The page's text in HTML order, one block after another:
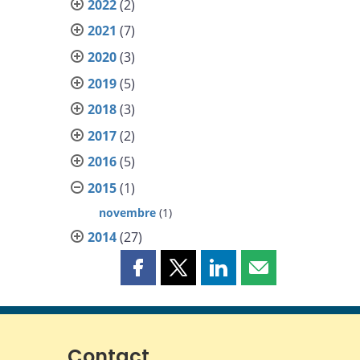
2022(2)
2021 (7)
2020(3)
2019(5)
2018(3)
2017(2)
2016(5)
2015(1)
novembre (1)
2014(27)
Partager
page
Facebook
Partager
page
Partager
page
Partager
page